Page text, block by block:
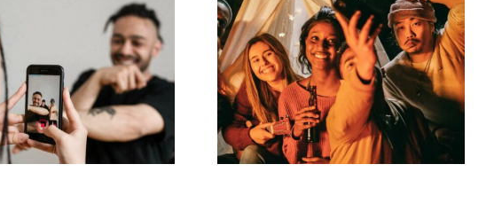
metoder til
negative
på
Facebook
Hvordan laver man
virale TikTok-
udfordringer, der
engagerer dit
publikum?